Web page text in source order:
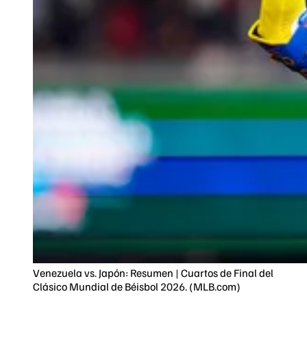
Venezuela vs. Japón: Resumen | Cuartos de Final del
Clásico Mundial de Béisbol 2026. (MLB.com)